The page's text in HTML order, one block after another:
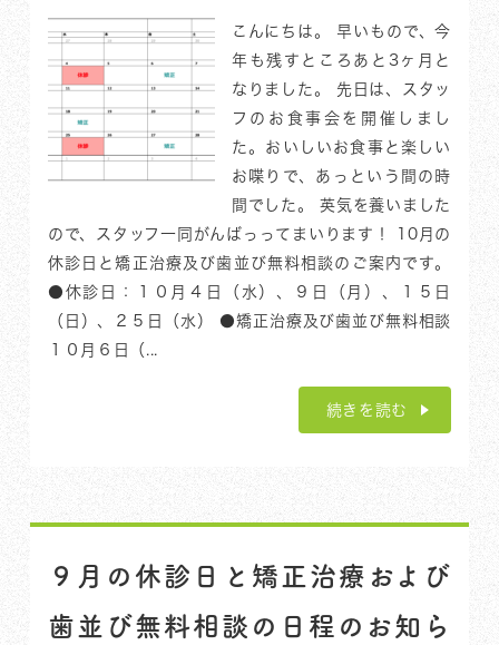
こんにちは。 早いもので、今
年も残すところあと3ヶ月と
なりました。 先日は、スタッ
フのお食事会を開催しまし
た。おいしいお食事と楽しい
お喋りで、あっという間の時
間でした。 英気を養いました
ので、スタッフ一同がんばっってまいります！ 10月の
休診日と矯正治療及び歯並び無料相談のご案内です。
●休診日：１０月４日（水）、９日（月）、１５日
（日）、２５日（水） ●矯正治療及び歯並び無料相談
１０月６日（...
続きを読む
９月の休診日と矯正治療および
歯並び無料相談の日程のお知ら